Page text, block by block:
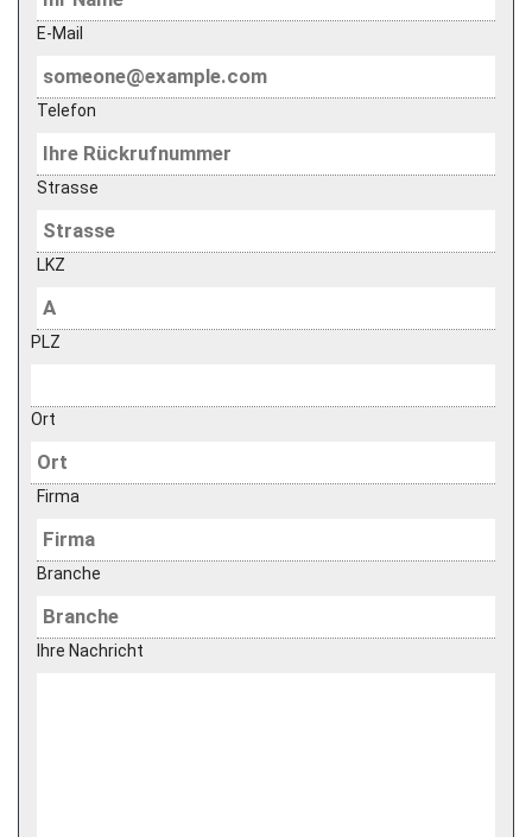
E-Mail
Telefon
Strasse
LKZ
PLZ
Ort
Firma
Branche
Ihre Nachricht